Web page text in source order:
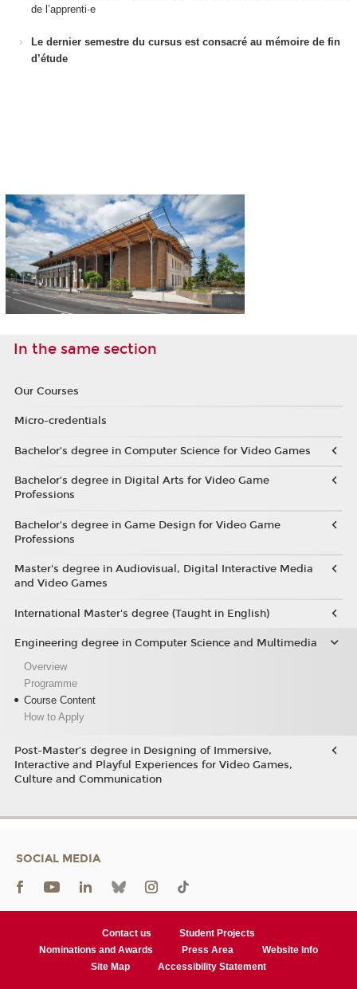
de l’apprenti·e
Le dernier semestre du cursus est consacré au mémoire de fin
d’étude
In the same section
Our Courses
Micro-credentials
Bachelor’s degree in Computer Science for Video Games
Bachelor’s degree in Digital Arts for Video Game
Professions
Bachelor's degree in Game Design for Video Game
Professions
Master's degree in Audiovisual, Digital Interactive Media
and Video Games
International Master's degree (Taught in English)
Engineering degree in Computer Science and Multimedia
Overview
Programme
Course Content
How to Apply
Post-Master’s degree in Designing of Immersive,
Interactive and Playful Experiences for Video Games,
Culture and Communication
SOCIAL MEDIA
Contact us
Student Projects
Nominations and Awards
Press Area
Website Info
Site Map
Accessibility Statement